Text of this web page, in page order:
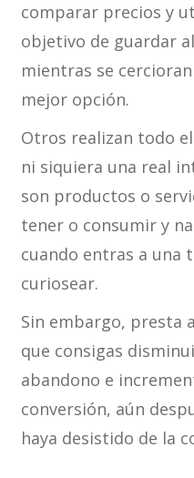
comparar precios y
objetivo de guardar
mientras se
mejor opción.
Otros realizan todo
ni siquiera una real
son productos o
tener o consumir y
cuando entras a una
curiosear.
Sin embargo, presta
que consigas
abandono e
conversión, aún
haya desistido de la